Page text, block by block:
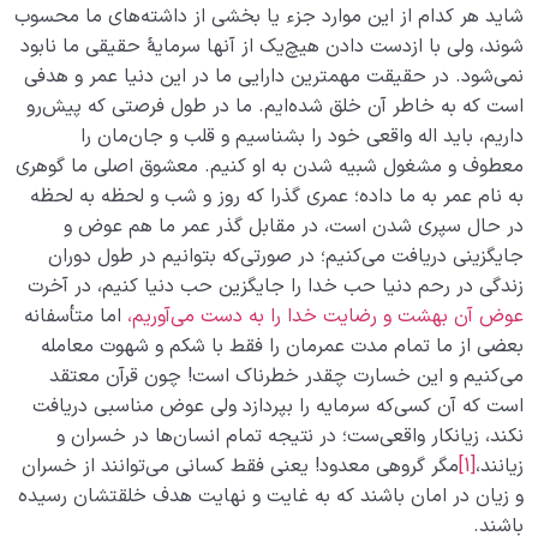
ساختار نفس ما چه رابطه‌ای با اسماء و صفات خدا دارد؟
بیماری روح و نفس چیست؟ چرا و چگونه قلب ما بیمار می
شود؟
چگونه با خیال پردازی می‌توان به قلب سلیم و خوشبختی
جاودانه رسید؟
چرا قلب سریع ترین ابزار برای حرکت به سمت آخرت است؟
تعادل چیست؟ اهمیت تعادل و ضرورت برقراری تعادل
انسانی در زندگی
افراط و تفریط در تغذیه قوای نفس چگونه ما را زمین‌گیر
می‌کند؟
انسان متعادل‌؛ کسی که اولویت‌هایش را به درستی انتخاب
می‌کند
شاید هر کدام از این موارد جزء یا بخشی از داشته‌های ما محسوب
شوند، ولی با ازدست دادن هیچ‌یک از آنها سرمایۀ حقیقی ما نابود
نمی‌شود. در حقیقت مهمترین دارایی‌ ما در این دنیا عمر و هدفی
است که به خاطر آن خلق شده‌ایم. ما در طول فرصتی که پیش‌رو
داریم، باید اله واقعی خود را بشناسیم و قلب و جان‌مان را
معطوف و مشغول شبیه شدن به او کنیم. معشوق اصلی ما گوهری
به نام عمر به ما داده؛ عمری گذرا که روز و شب و لحظه به لحظه
در حال سپری شدن است، در مقابل گذر عمر ما هم عوض و
جایگزینی دریافت می‌کنیم؛ در صورتی‌که بتوانیم در طول دوران
زندگی در رحم دنیا حب خدا را جایگزین حب دنیا کنیم، در آخرت
عوض آن بهشت و رضایت خدا را به دست می‌آوریم، اما متأسفانه
بعضی از ما تمام مدت عمرمان را فقط با شکم و شهوت معامله
می‌کنیم و این خسارت چقدر خطرناک است! چون قرآن معتقد
است که آن کسی‌که سرمایه را بپردازد ولی عوض مناسبی دریافت
نکند، زیانکار واقعی‌ست؛ در نتیجه تمام انسان‌ها در خسران و
زیانند،[1] مگر گروهی معدود! یعنی فقط کسانی می‌توانند از خسران
و زیان در امان باشند که به غایت و نهایت هدف خلقتشان رسیده
باشند.